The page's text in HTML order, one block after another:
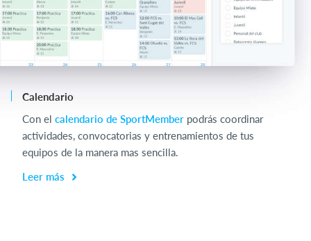
Calendario
Con el calendario de SportMember podrás coordinar
actividades, convocatorias y entrenamientos de tus
equipos de la manera mas sencilla.
Leer más